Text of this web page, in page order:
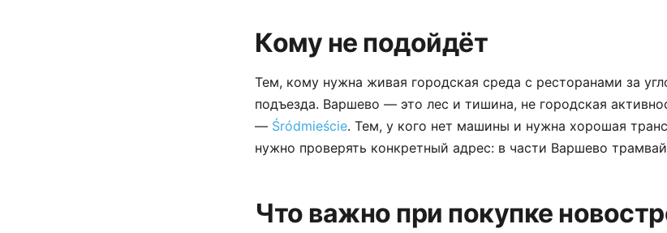
Кому не подойдёт
Тем, кому нужна живая городская среда с ресторанами за
подъезда. Варшево — это лес и тишина, не городская
— Śródmieście. Тем, у кого нет машины и нужна хорошая
нужно проверять конкретный адрес: в части Варшево
Что важно при покупке